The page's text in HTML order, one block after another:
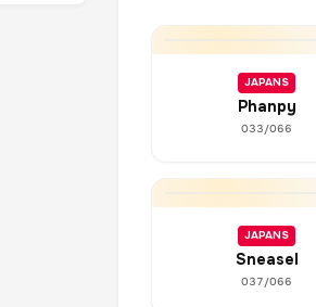
JAPANS
Phanpy
033/066
JAPANS
Sneasel
037/066